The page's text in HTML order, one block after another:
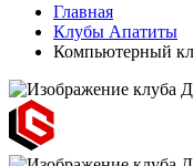
Главная
Клубы Апатиты
Компьютерный